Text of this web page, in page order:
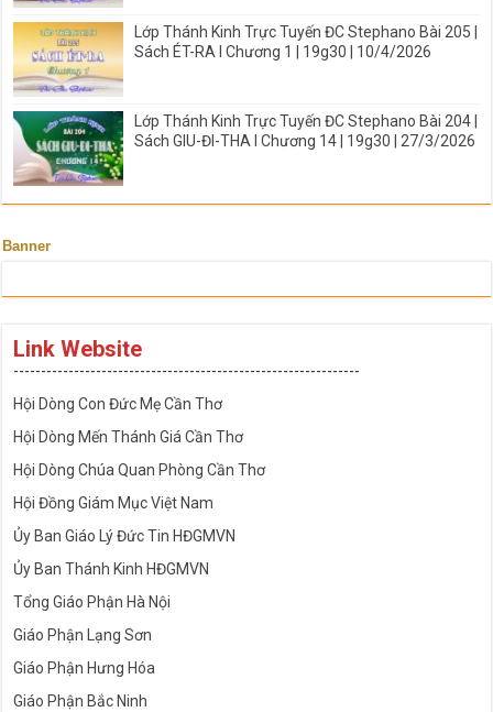
Lớp Thánh Kinh Trực Tuyến ĐC Stephano Bài 205 |
Sách ÉT-RA I Chương 1 | 19g30 | 10/4/2026
Lớp Thánh Kinh Trực Tuyến ĐC Stephano Bài 204 |
Sách GIU-ĐI-THA I Chương 14 | 19g30 | 27/3/2026
Banner
Link Website
---------------------------------------------------------------
Hội Dòng Con Đức Mẹ Cần Thơ
Hội Dòng Mến Thánh Giá Cần Thơ
Hội Dòng Chúa Quan Phòng Cần Thơ
Hội Đồng Giám Mục Việt Nam
Ủy Ban Giáo Lý Đức Tin HĐGMVN
Ủy Ban Thánh Kinh HĐGMVN
Tổng Giáo Phận Hà Nội
Giáo Phận Lạng Sơn
Giáo Phận Hưng Hóa
Giáo Phận Bắc Ninh